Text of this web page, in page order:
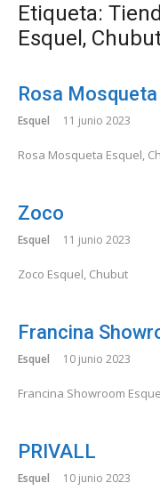
Etiqueta:
Esquel,
Rosa Mosqueta
Esquel 11 junio 2023
Rosa Mosqueta Esquel,
Zoco
Esquel 11 junio 2023
Zoco Esquel, Chubut
Francina
Esquel 10 junio 2023
Francina Showroom
PRIVALL
Esquel 10 junio 2023